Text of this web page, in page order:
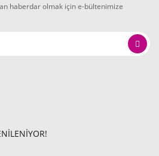
haberdar olmak için e-bültenimize